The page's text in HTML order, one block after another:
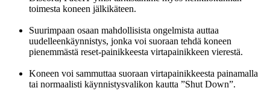
toimesta koneen jälkikäteen.
Suurimpaan osaan mahdollisista ongelmista auttaa
uudelleenkäynnistys, jonka voi suoraan tehdä koneen
pienemmästä reset-painikkeesta virtapainikkeen vierestä.
Koneen voi sammuttaa suoraan virtapainikkeesta painamalla
tai normaalisti käynnistysvalikon kautta ”Shut Down”.